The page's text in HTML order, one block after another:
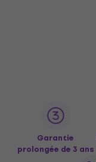
Garantie
prolongée de 3 ans